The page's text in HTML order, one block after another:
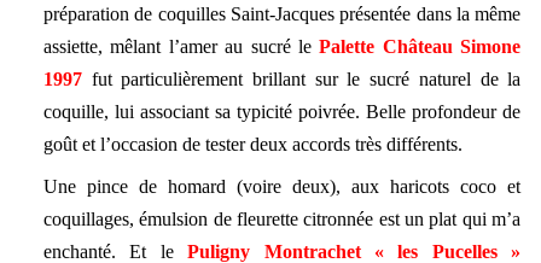
préparation de coquilles Saint-Jacques présentée dans la même
assiette, mêlant l’amer au sucré lePalette Château Simone
1997 fut particulièrement brillant sur le sucré naturel de la
coquille, lui associant sa typicité poivrée. Belle profondeur de
goût et l’occasion de tester deux accords très différents.
Une pince de homard (voire deux), aux haricots coco et
coquillages, émulsion de fleurette citronnée est un plat qui m’a
enchanté. Et lePuligny Montrachet « les Pucelles »